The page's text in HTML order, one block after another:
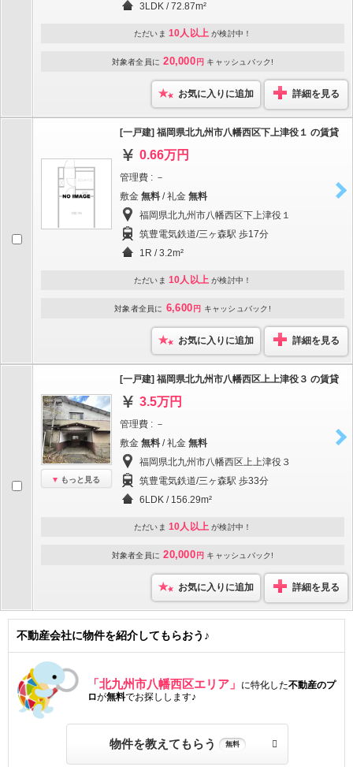
3LDK / 72.87m²
ただいま 10人以上 が検討中！
対象者全員に 20,000 円 キャッシュバック!
お気に入りに追加 詳細を見る
[一戸建] 福岡県北九州市八幡西区下上津役１ の賃貸
0.66万円
管理費 : －
敷金 無料 / 礼金 無料
福岡県北九州市八幡西区下上津役１
筑豊電気鉄道/三ヶ森駅 歩17分
1R / 3.2m²
ただいま 10人以上 が検討中！
対象者全員に 6,600 円 キャッシュバック!
お気に入りに追加 詳細を見る
もっと見る
[一戸建] 福岡県北九州市八幡西区上上津役３ の賃貸
3.5万円
管理費 : －
敷金 無料 / 礼金 無料
福岡県北九州市八幡西区上上津役３
筑豊電気鉄道/三ヶ森駅 歩33分
6LDK / 156.29m²
ただいま 10人以上 が検討中！
対象者全員に 20,000 円 キャッシュバック!
お気に入りに追加 詳細を見る
不動産会社に物件を紹介してもらおう♪
「北九州市八幡西区エリア」 に特化した不動産のプ
ロが無料でお探しします♪
物件を教えてもらう 無料